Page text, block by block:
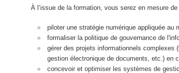
À l’issue de la formation, vous serez en mesure de
piloter une stratégie numérique appliquée au
formaliser la politique de gouvernance de
gérer des projets informationnels complexes
gestion électronique de documents, etc.) en
concevoir et optimiser les systèmes de